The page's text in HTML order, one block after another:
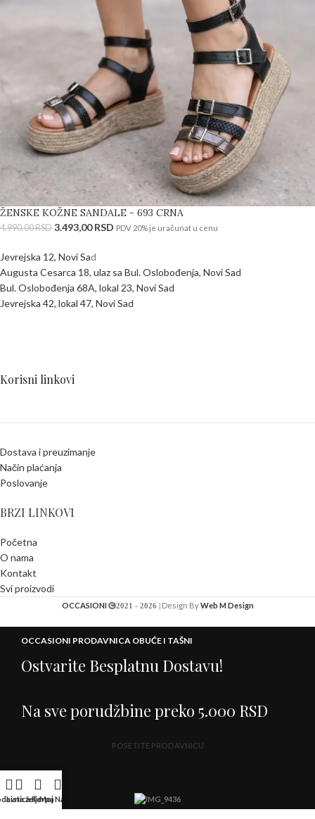
ŽENSKE KOŽNE SANDALE - 693 CRNA
4.990,00RSD 3.493,00RSD PDV 20% je uračunat u cenu
Jevrejska 12, Novi Sad
Augusta Cesarca 18, ulaz sa Bul. Oslobođenja, Novi Sad
Bul. Oslobođenja 68A, lokal 23, Novi Sad
Jevrejska 42, lokal 47, Novi Sad
Korisni linkovi
Dostava i preuzimanje
Način plaćanja
Poslovanje
BRZI LINKOVI
Početna
O nama
Kontakt
Svi proizvodi
OCCASIONI 2021 - 2026 |Design ByWeb M Design
OCCASIONI PRODAVNICA OBUĆE I TAŠNI
Ostvarite Besplatnu Dostavu!
Na sve porudžbine preko 5.000 RSD
POSETITE PRODAVNICU
Lista željaKorpa
Moj Nalog